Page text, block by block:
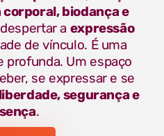
biodança e
a expressão
de vínculo. É uma
profunda. Um espaço
se expressar e se
liberdade, segurança e
.